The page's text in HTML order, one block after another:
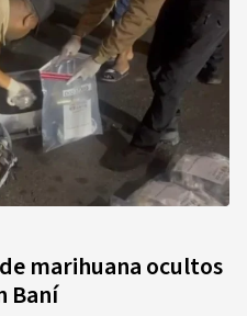
marihuana ocultos
Baní